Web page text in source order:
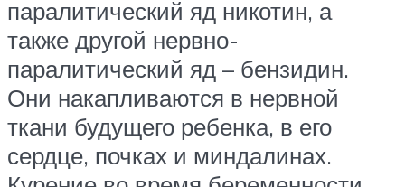
паралитический яд никотин, а
также другой нервно-
паралитический яд – бензидин.
Они накапливаются в нервной
ткани будущего ребенка, в его
сердце, почках и миндалинах.